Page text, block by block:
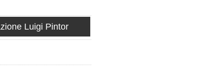
Luigi Pintor